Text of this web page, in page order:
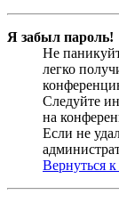
Я забыл пароль!
Не
легко
Следуйте
на
Если не
Вернуться к